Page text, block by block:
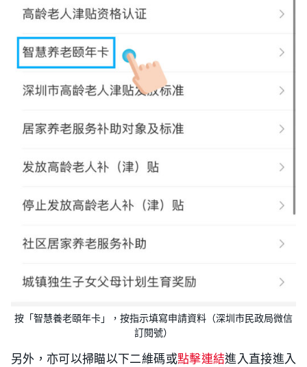
按「智慧養老頤年卡」，按指示填寫申請資料（深圳市民政局微信
訂閱號）
另外，亦可以掃瞄以下二維碼或點擊連結進入直接進入